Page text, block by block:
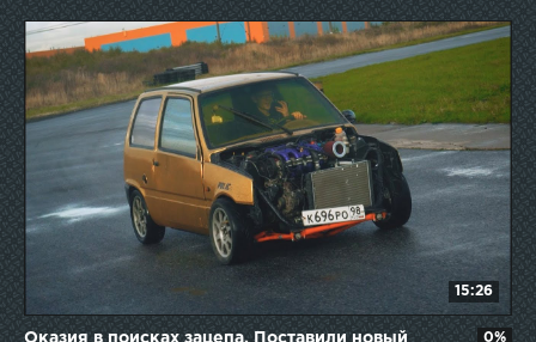
15:26
Оказия в поисках зацепа. Поставили новый
0%